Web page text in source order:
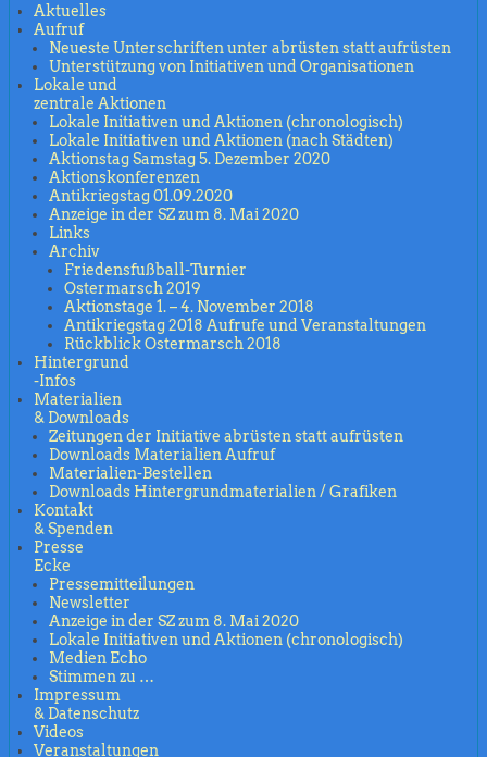
Aktuelles
Aufruf
Neueste Unterschriften unter abrüsten statt aufrüsten
Unterstützung von Initiativen und Organisationen
Lokale und
zentrale Aktionen
Lokale Initiativen und Aktionen (chronologisch)
Lokale Initiativen und Aktionen (nach Städten)
Aktionstag Samstag 5. Dezember 2020
Aktionskonferenzen
Antikriegstag 01.09.2020
Anzeige in der SZ zum 8. Mai 2020
Links
Archiv
Friedensfußball-Turnier
Ostermarsch 2019
Aktionstage 1. – 4. November 2018
Antikriegstag 2018 Aufrufe und Veranstaltungen
Rückblick Ostermarsch 2018
Hintergrund
-Infos
Materialien
& Downloads
Zeitungen der Initiative abrüsten statt aufrüsten
Downloads Materialien Aufruf
Materialien-Bestellen
Downloads Hintergrundmaterialien / Grafiken
Kontakt
& Spenden
Presse
Ecke
Pressemitteilungen
Newsletter
Anzeige in der SZ zum 8. Mai 2020
Lokale Initiativen und Aktionen (chronologisch)
Medien Echo
Stimmen zu …
Impressum
& Datenschutz
Videos
Veranstaltungen